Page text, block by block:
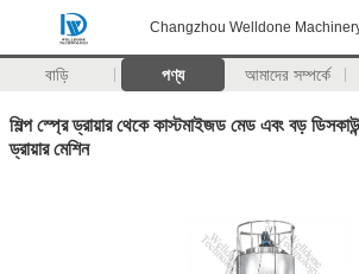
Changzhou Welldone
বাড়ি পণ্য আমাদের সম্পর্কে
শিল্প স্প্রে ড্রায়ার থেকে কাস্টমাইজড মেড এবং বড়
ড্রায়ার মেশিন